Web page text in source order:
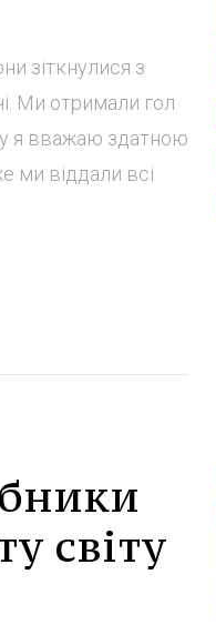
зіткнулися з
Ми отримали гол
я вважаю здатною
ми віддали всі
світу